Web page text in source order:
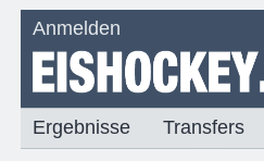
Anmelden
Ergebnisse Transfers